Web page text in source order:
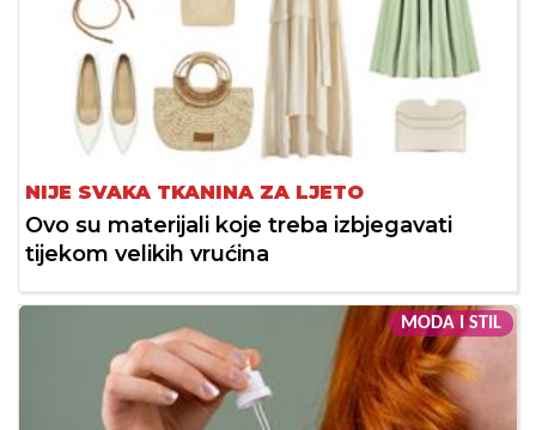
NIJE SVAKA TKANINA ZA LJETO
Ovo su materijali koje treba izbjegavati
tijekom velikih vrućina
MODA I STIL